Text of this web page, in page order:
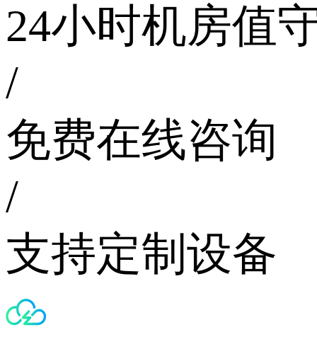
24小时机房值
/
免费在线咨询
/
支持定制设备